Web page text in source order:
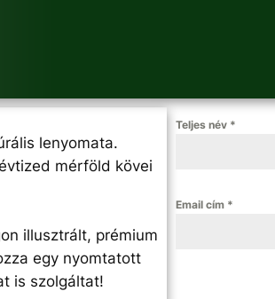
lenyomata.
mérföld kövei
illusztrált, prémium
egy nyomtatott
is szolgáltat!
Teljes név *
Email cím *